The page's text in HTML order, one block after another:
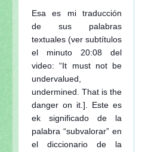
Esa es mi traducción
de sus palabras
textuales (ver subtítulos
el minuto 20:08 del
video: “It must not be
undervalued,
undermined. That is the
danger on it.]. Este es
ek significado de la
palabra “subvalorar” en
el diccionario de la